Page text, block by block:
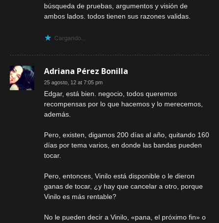
búsqueda de pruebas, argumentos y visión de
ambos lados. todos tienen sus razones validas.
Cargando...
Adriana Pérez Bonilla
25 agosto, 12 at 7:05 pm
Edgar, está bien. negocio, todos queremos
recompensas por lo que hacemos y lo merecemos,
además.
Pero, existen, digamos 200 días al año, quitando 160
días por tema varios, en donde las bandas pueden
tocar.
Pero, entonces, Vinilo está disponible o le dieron
ganas de tocar, ¿y hay que cancelar a otro, porque
Vinilo es más rentable?
No le pueden decir a Vinilo, «pana, el próximo fin» o